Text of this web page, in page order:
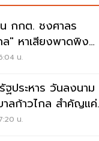
กกต. ชงศาลร
ล" หาเสียงพาดพิง
น.
ประหาร วันลงนาม
ลก้าวไกล สำคัญแค่
น.